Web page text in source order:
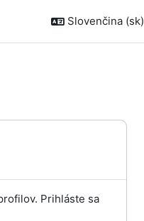
Slovenčina ‎(sk)‎
Prihláste sa